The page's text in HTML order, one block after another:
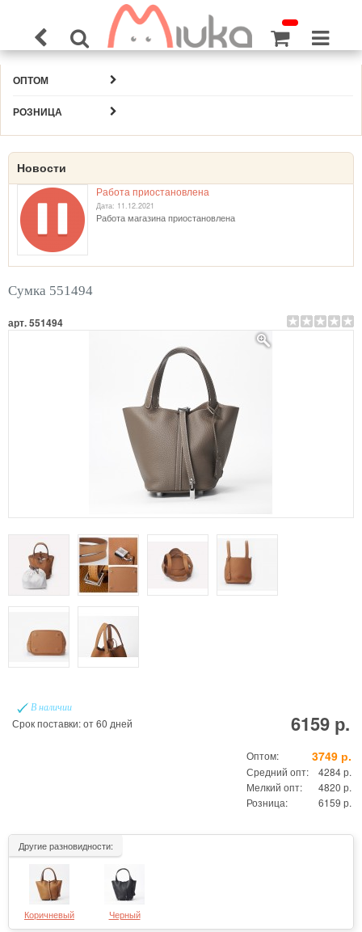
ОПТОМ
РОЗНИЦА
Новости
Работа приостановлена
Дата: 11.12.2021
Работа магазина приостановлена
Сумка 551494
арт. 551494
В наличии
Срок поставки: от 60 дней 6159 р.
Оптом: 3749 р.
Средний опт:
4284 р.
Мелкий опт:
4820 р.
Розница:
6159 р.
Другие разновидности:
Коричневый Черный